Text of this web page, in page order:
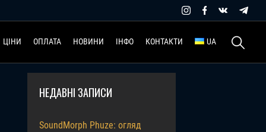
ЦІНИ ОПЛАТА НОВИНИ ІНФО КОНТАКТИ UA Пошук:
НЕДАВНІ ЗАПИСИ
SoundMorph Phuze: огляд